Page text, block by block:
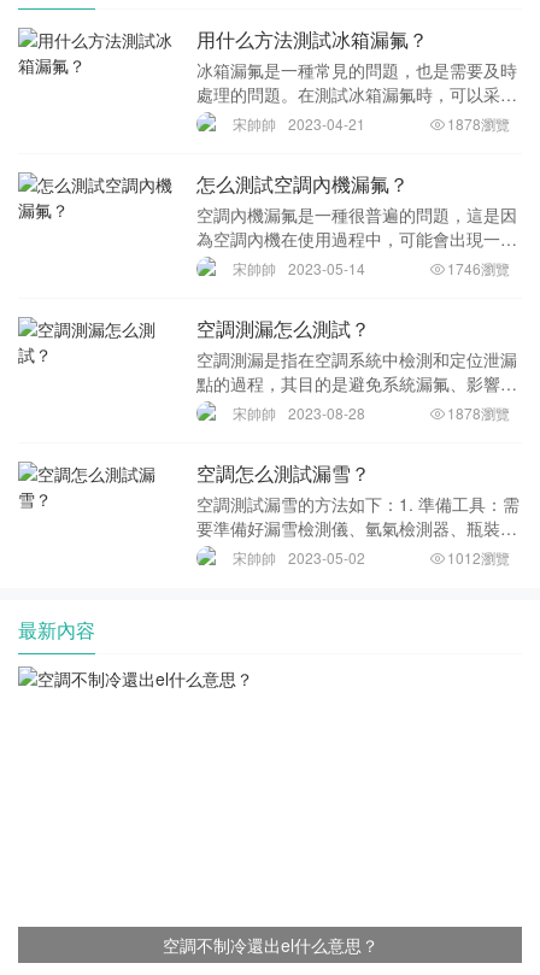
用什么方法測試冰箱漏氟？
冰箱漏氟是一種常見的問題，也是需要及時
處理的問題。在測試冰箱漏氟時，可以采用
以下幾種方法：1. 氟檢漏儀測試法：這是一
器。可以
宋帥帥 2023-04-21 1878瀏覽
怎么測試空調內機漏氟？
空調內機漏氟是一種很普遍的問題，這是因
為空調內機在使用過程中，可能會出現一些
因材料老化、構造缺陷或人為損壞等原因導
有一定的污
宋帥帥 2023-05-14 1746瀏覽
空調測漏怎么測試？
空調測漏是指在空調系統中檢測和定位泄漏
點的過程，其目的是避免系統漏氟、影響制
冷效果和縮短空調壽命，同時也有助于節約
有查漏燈
宋帥帥 2023-08-28 1878瀏覽
空調怎么測試漏雪？
空調測試漏雪的方法如下：1. 準備工具：需
要準備好漏雪檢測儀、氫氣檢測器、瓶裝氮
氣、電壓表、電線鉗等工具。2. 預備工作：
宋帥帥 2023-05-02 1012瀏覽
最新內容
空調不制冷還出el什么意思？